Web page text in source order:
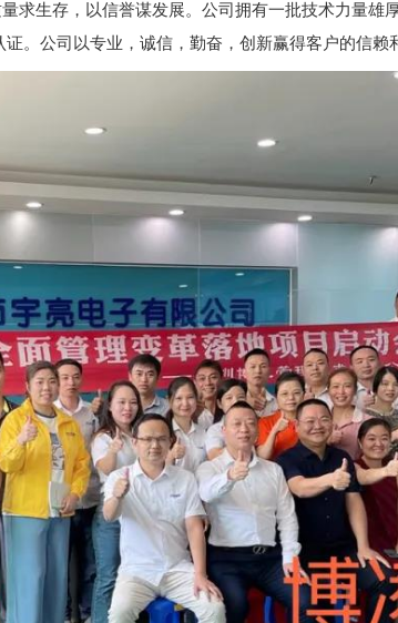
求生存，以信誉谋发展。公司拥有一批技术力量雄
。公司以专业，诚信，勤奋，创新赢得客户的信赖